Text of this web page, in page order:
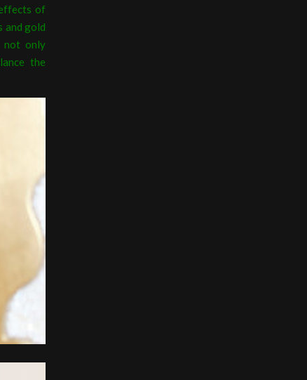
of
and gold
not only
the